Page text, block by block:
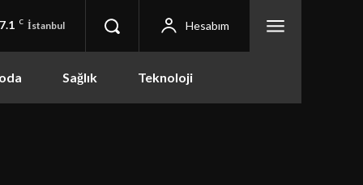
C İstanbul Hesabım
Sağlık Teknoloji